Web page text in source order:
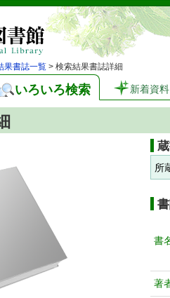
果書誌一覧 > 検索結果書誌詳細
いろいろ検索 新着資料
所
書
著